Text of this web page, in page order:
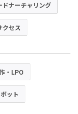
ドナーチャリング
クセス
・LPO
ット